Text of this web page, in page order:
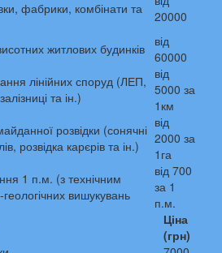
фабрики, комбінати та
20000
житлових будинків
від
60000
лінійних споруд (ЛЕП,
та ін.)
від
5000 за
1км
розвідки (сонячні
розвідка карєрів та ін.)
від
2000 за
1га
1 п.м. (з технічним
вишукувань
від 700
за 1
п.м.
Ціна
(грн)